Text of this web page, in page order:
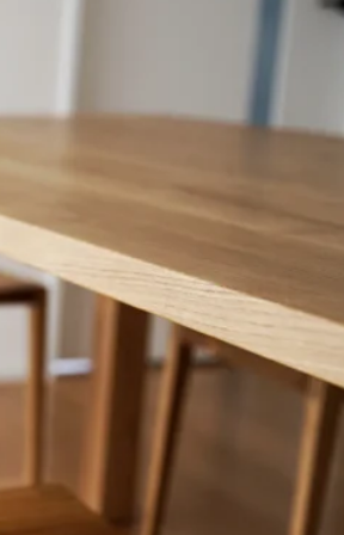
、HUMPに関するお問い合わせはこちらへ